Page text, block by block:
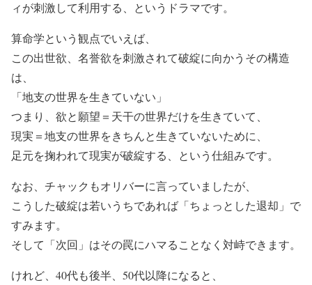
ィが刺激して利用する、というドラマです。
算命学という観点でいえば、
この出世欲、名誉欲を刺激されて破綻に向かうその構造
は、
「地支の世界を生きていない」
つまり、欲と願望＝天干の世界だけを生きていて、
現実＝地支の世界をきちんと生きていないために、
足元を掬われて現実が破綻する、という仕組みです。
なお、チャックもオリバーに言っていましたが、
こうした破綻は若いうちであれば「ちょっとした退却」で
すみます。
そして「次回」はその罠にハマることなく対峙できます。
けれど、40代も後半、50代以降になると、